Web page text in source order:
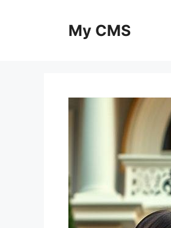
My CMS